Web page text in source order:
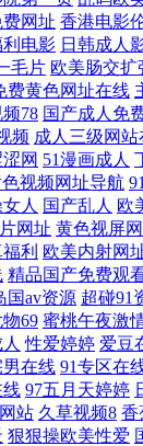
+免费 欧美日韩在线
亚欧人成 俺去爷新网
产三级 日产自拍高清
999日韩视频 欧美性
放电影 精品人无 亚洲
good手机电影网 欧
区 国内一点不卡在 五
产人妖AV 人人操人人
网址 香港电影
利电影 日韩成人
毛片 欧美肠交扩
费黄色网址在线
78 国产成人免
频 成人三级网站
网 51漫画成人
视频网址导航
人 国产乱人 欧
网址 黄色视屏
利 欧美内射网
精品国产免费观
国av资源 超碰91
69 蜜桃午夜激
性爱婷婷 爱豆
在线 91专区在
线 97五月天婷婷
站 久草视频8 香
狠狠操欧美性爱